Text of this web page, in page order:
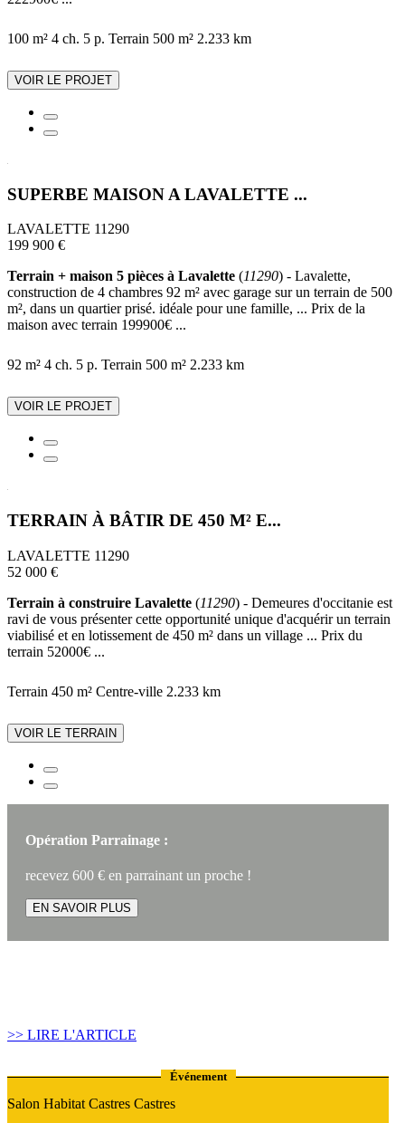
100 m² 4 ch. 5 p. Terrain 500 m² 2.233 km
VOIR LE PROJET
SUPERBE MAISON A LAVALETTE ...
LAVALETTE 11290
199 900 €
Terrain + maison 5 pièces à Lavalette (11290) - Lavalette,
construction de 4 chambres 92 m² avec garage sur un terrain de 500
m², dans un quartier prisé. idéale pour une famille, ... Prix de la
maison avec terrain 199900€ ...
92 m² 4 ch. 5 p. Terrain 500 m² 2.233 km
VOIR LE PROJET
TERRAIN À BÂTIR DE 450 M² E...
LAVALETTE 11290
52 000 €
Terrain à construire Lavalette (11290) - Demeures d'occitanie est
ravi de vous présenter cette opportunité unique d'acquérir un terrain
viabilisé et en lotissement de 450 m² dans un village ... Prix du
terrain 52000€ ...
Terrain 450 m² Centre-ville 2.233 km
VOIR LE TERRAIN
Opération Parrainage :
recevez 600 € en parrainant un proche !
EN SAVOIR PLUS
>> LIRE L'ARTICLE
Événement
Salon Habitat Castres Castres